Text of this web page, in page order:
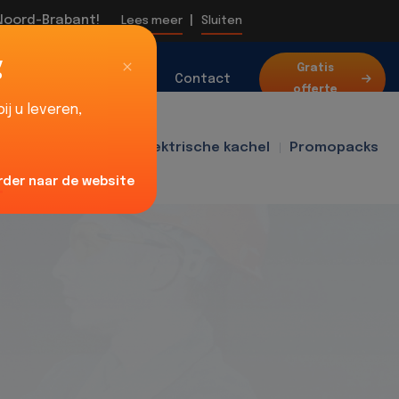
Brabant! Lees meer Sluiten
Contact
Gratis
offerte
Elektrische kachel Promopacks
u leveren,
naar de website